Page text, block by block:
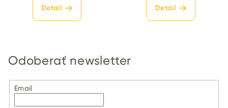
Detail Detail
Odoberať newsletter
Email